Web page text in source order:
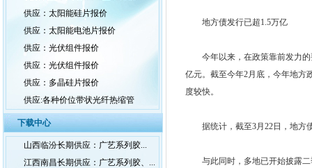
供应：太阳能硅片报价
供应：太阳能电池片报价
供应：光伏组件报价
供应：光伏组件报价
供应：多晶硅片报价
供应:各种价位带状光纤热缩管
下载中心
山西临汾长期供应：广艺系列胶...
江西南昌长期供应：广艺系列胶、...
地方债发行已超1.5万亿
今年以来，在政策靠前发力的
亿元。截至今年2月底，今年地方
度较快。
据统计，截至3月22日，地方债
与此同时，多地已开始披露二